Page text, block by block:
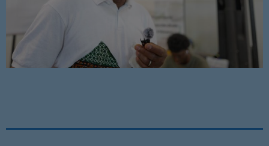
EMISSION EN COURS